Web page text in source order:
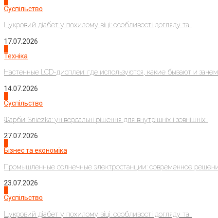
Суспільство
Цукровий діабет у похилому віці: особливості догляду та...
17.07.2026
Техніка
Настенные LCD-дисплеи: где используются, какие бывают и
14.07.2026
Суспільство
Фарби Sniezka: універсальні рішення для внутрішніх і зовнішніх...
27.07.2026
Бізнес та економіка
Промышленные солнечные электростанции: современное
23.07.2026
Суспільство
Цукровий діабет у похилому віці: особливості догляду та...